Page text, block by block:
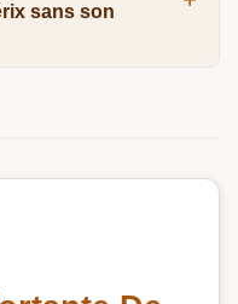
sans son